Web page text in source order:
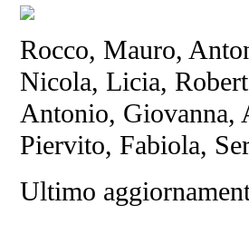
Rocco, Mauro,
Nicola, Licia,
Antonio, Giovanna,
Piervito, Fabiola,
Ultimo